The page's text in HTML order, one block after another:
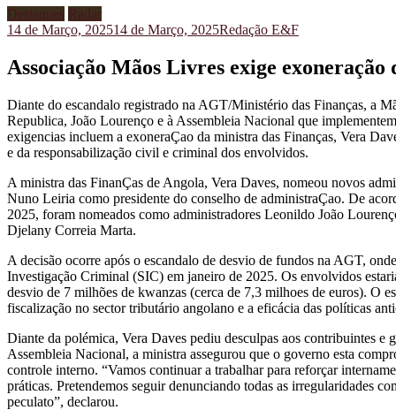
Destaques Radar
14 de Março, 202514 de Março, 2025Redação E&F
Associação Mãos Livres exige exoneração
Diante do escandalo registrado na AGT/Ministério das Finanças, a
Republica, João Lourenço e à Assembleia Nacional que
exigencias incluem a exoneraÇao da ministra das Finanças, Vera
e da responsabilização civil e criminal dos envolvidos.
A ministra das FinanÇas de Angola, Vera Daves, nomeou novos
Nuno Leiria como presidente do conselho de administraÇao. De
2025, foram nomeados como administradores Leonildo João
Djelany Correia Marta.
A decisão ocorre após o escandalo de desvio de fundos na AGT,
Investigação Criminal (SIC) em janeiro de 2025. Os envolvidos
desvio de 7 milhões de kwanzas (cerca de 7,3 milhoes de euros). O
fiscalização no sector tributário angolano e a eficácia das políticas
Diante da polémica, Vera Daves pediu desculpas aos contribuintes
Assembleia Nacional, a ministra assegurou que o governo esta
controle interno. “Vamos continuar a trabalhar para reforçar
práticas. Pretendemos seguir denunciando todas as irregularidades
peculato”, declarou.